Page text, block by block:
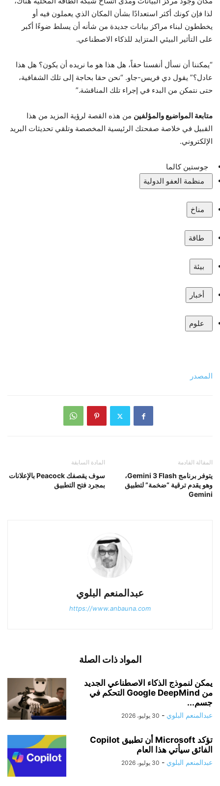
لذا فإن كونك أكثر استعدادًا بشأن المكان الذي يعملون فيه أو
يخططون لبناء مراكز بيانات جديدة من شأنه أن يسلط ضوءًا أكبر
على التأثير البيئي المتزايد للذكاء الاصطناعي.
“يمكننا أن نسأل أنفسنا حقاً، هل هذا هو ما نريده أن يكون؟ هل هذا
عادل؟” يقول دي فريس-جاو. “نحن حقا بحاجة إلى تلك الشفافية،
حتى نتمكن من البدء في إجراء تلك المناقشة.”
متابعة المواضيع والمؤلفين من هذه القصة لرؤية المزيد من هذا
القبيل في خلاصة صفحتك الرئيسية المخصصة وتلقي تحديثات البريد
الإلكتروني.
جوستين كالما
منظمة العفو الدولية
مناخ
طاقة
بيئة
أخبار
علوم
المصدر
المادة السابقة
سوف يقصفك Peacock بالإعلانات
بمجرد فتح التطبيق
المقالة القادمة
يتوفر برنامج Gemini 3 Flash،
وهو يقدم ترقية “ضخمة” لتطبيق
Gemini
عبدالمنعم البلوي
https://www.anbauna.com
المواد ذات الصلة
يمكن لنموذج الذكاء الاصطناعي الجديد
من Google DeepMind التحكم في
جسم...
عبدالمنعم البلوي - 30 يوليو، 2026
تؤكد Microsoft أن تطبيق Copilot
الفائق سيأتي هذا العام
عبدالمنعم البلوي - 30 يوليو، 2026